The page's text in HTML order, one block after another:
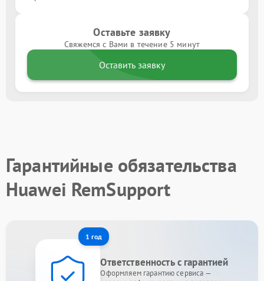
Оставьте заявку
Свяжемся с Вами в течение 5 минут
Оставить заявку
Гарантийные обязательства
Huawei RemSupport
1 год
Ответственность с гарантией
Оформляем гарантию сервиса —